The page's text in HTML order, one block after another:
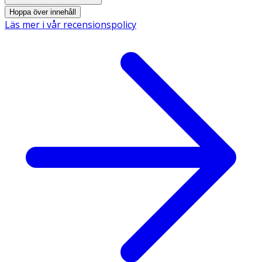
känsliga för värme
Hoppa över innehåll
Läs mer i vår recensionspolicy